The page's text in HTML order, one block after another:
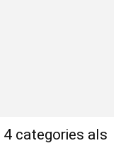
4 categories als